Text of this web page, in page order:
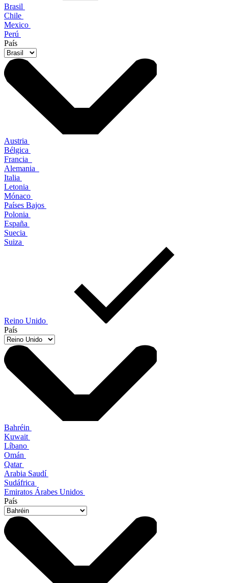
Brasil
Chile
Mexico
Perú
País
Austria
Bélgica
Francia
Alemania
Italia
Letonia
Mónaco
Países Bajos
Polonia
España
Suecia
Suiza
Reino Unido
País
Bahréin
Kuwait
Líbano
Omán
Qatar
Arabia Saudí
Sudáfrica
Emiratos Árabes Unidos
País